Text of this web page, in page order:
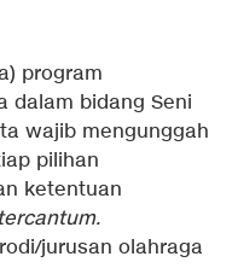
program
dalam bidang Seni
wajib mengunggah
pilihan
ketentuan
tercantum.
jurusan olahraga